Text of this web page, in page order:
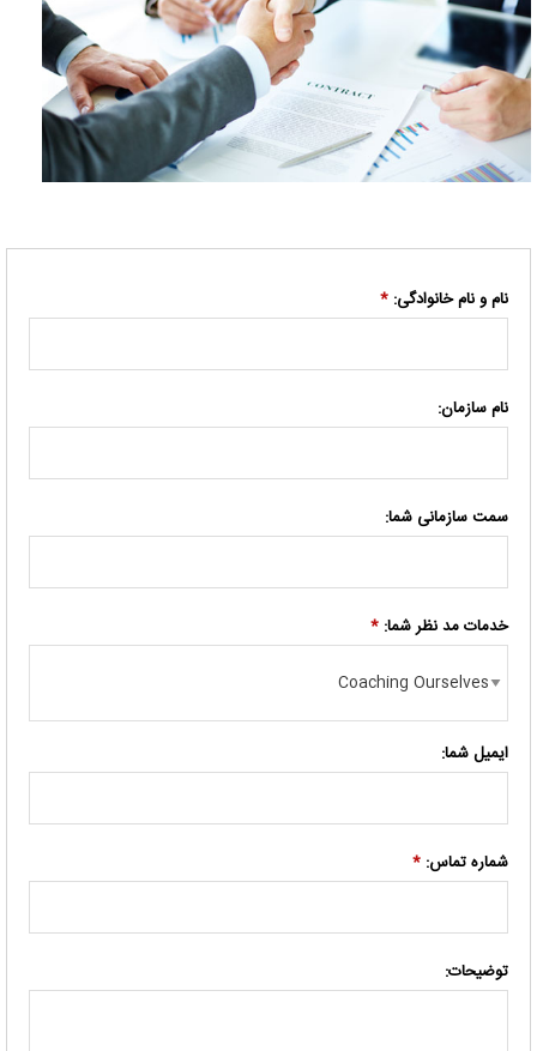
نام و نام خانوادگی:*
نام سازمان:
سمت سازمانی شما:
خدمات مد نظر شما:*
ایمیل شما:
شماره تماس:*
توضیحات: